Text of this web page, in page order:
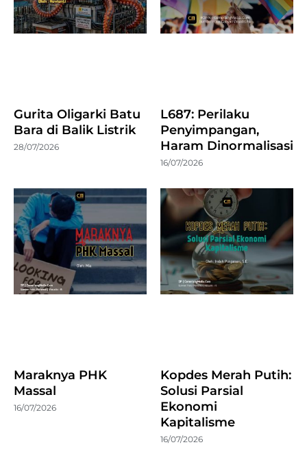
Gurita Oligarki Batu
Bara di Balik Listrik
28/07/2026
L687: Perilaku
Penyimpangan,
Haram Dinormalisasi
16/07/2026
Maraknya PHK
Massal
16/07/2026
Kopdes Merah Putih:
Solusi Parsial
Ekonomi
Kapitalisme
16/07/2026